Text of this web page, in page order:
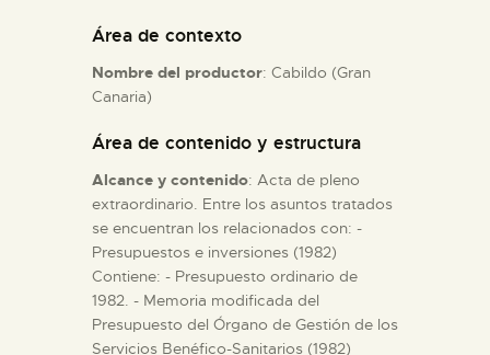
ESPAÑOL
Área de contexto
Nombre del productor: Cabildo (Gran
Canaria)
Área de contenido y estructura
Alcance y contenido: Acta de pleno
extraordinario. Entre los asuntos tratados
se encuentran los relacionados con: -
Presupuestos e inversiones (1982)
Contiene: - Presupuesto ordinario de
1982. - Memoria modificada del
Presupuesto del Órgano de Gestión de los
Servicios Benéfico-Sanitarios (1982)